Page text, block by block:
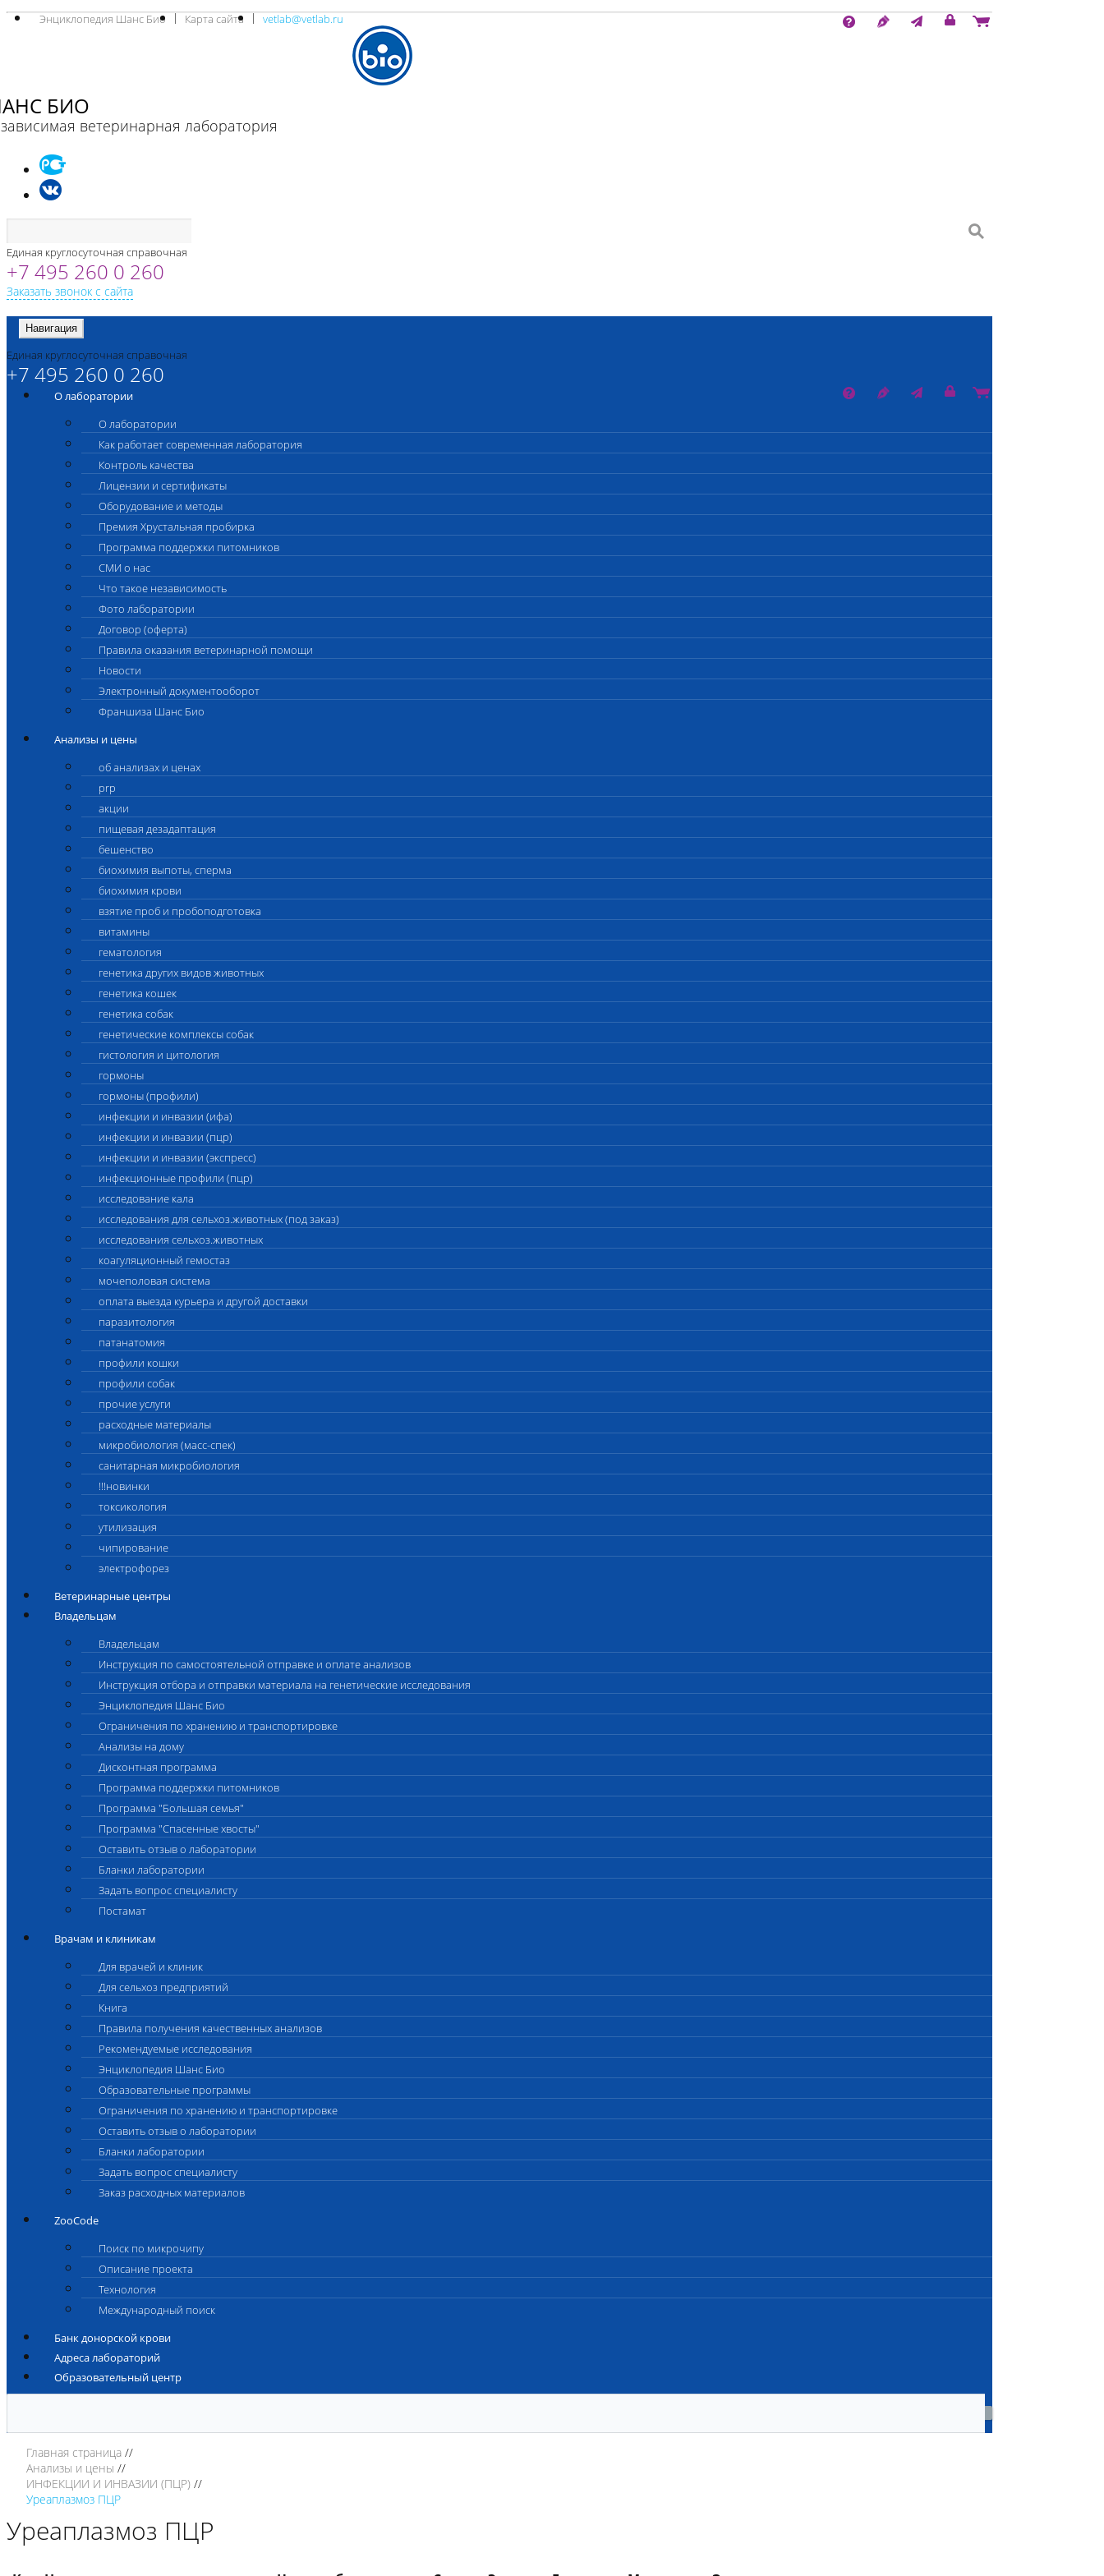
Энциклопедия Шанс Био Карта сайта vetlab@vetlab.ru
БИО
ветеринарная лаборатория
Единая круглосуточная справочная
+7 495 260 0 260
Заказать звонок с сайта
Навигация
Единая круглосуточная справочная
+7 495 260 0 260
О лаборатории
О лаборатории
Как работает современная лаборатория
Контроль качества
Лицензии и сертификаты
Оборудование и методы
Премия Хрустальная пробирка
Программа поддержки питомников
СМИ о нас
Что такое независимость
Фото лаборатории
Договор (оферта)
Правила оказания ветеринарной помощи
Новости
Электронный документооборот
Франшиза Шанс Био
Анализы и цены
об анализах и ценах
prp
акции
пищевая дезадаптация
бешенство
биохимия выпоты, сперма
биохимия крови
взятие проб и пробоподготовка
витамины
гематология
генетика других видов животных
генетика кошек
генетика собак
генетические комплексы собак
гистология и цитология
гормоны
гормоны (профили)
инфекции и инвазии (ифа)
инфекции и инвазии (пцр)
инфекции и инвазии (экспресс)
инфекционные профили (пцр)
исследование кала
исследования для сельхоз.животных (под заказ)
исследования сельхоз.животных
коагуляционный гемостаз
мочеполовая система
оплата выезда курьера и другой доставки
паразитология
патанатомия
профили кошки
профили собак
прочие услуги
расходные материалы
микробиология (масс-спек)
санитарная микробиология
!!!новинки
токсикология
утилизация
чипирование
электрофорез
Ветеринарные центры
Владельцам
Владельцам
Инструкция по самостоятельной отправке и оплате анализов
Инструкция отбора и отправки материала на генетические исследования
Энциклопедия Шанс Био
Ограничения по хранению и транспортировке
Анализы на дому
Дисконтная программа
Программа поддержки питомников
Программа "Большая семья"
Программа "Спасенные хвосты"
Оставить отзыв о лаборатории
Бланки лаборатории
Задать вопрос специалисту
Постамат
Врачам и клиникам
Для врачей и клиник
Для сельхоз предприятий
Книга
Правила получения качественных анализов
Рекомендуемые исследования
Энциклопедия Шанс Био
Образовательные программы
Ограничения по хранению и транспортировке
Оставить отзыв о лаборатории
Бланки лаборатории
Задать вопрос специалисту
Заказ расходных материалов
ZooCode
Поиск по микрочипу
Описание проекта
Технология
Международный поиск
Банк донорской крови
Адреса лабораторий
Образовательный центр
Главная страница
Анализы и цены
ИНФЕКЦИИ И ИНВАЗИИ (ПЦР)
Уреаплазмоз ПЦР
Уреаплазмоз ПЦР